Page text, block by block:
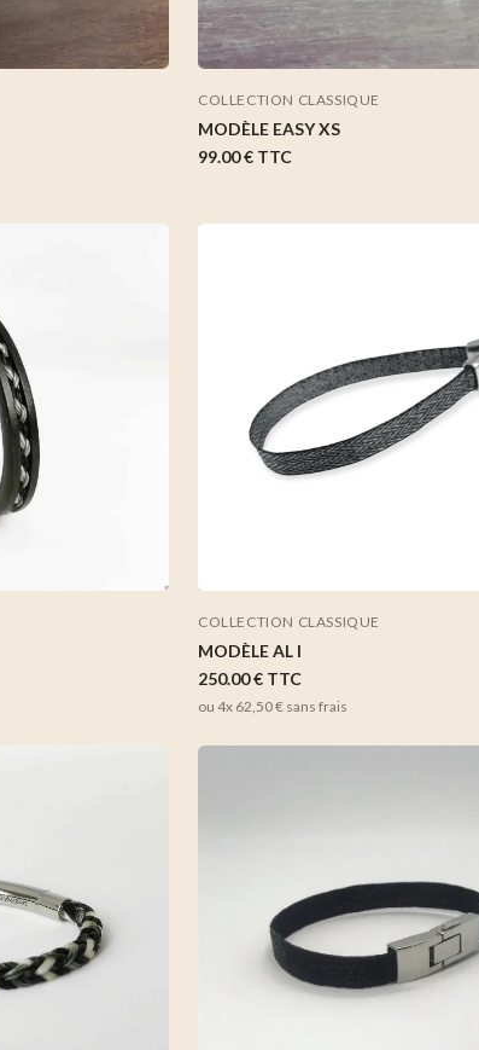
COLLECTION CLASSIQUE
MODÈLE EASY XS
99.00 € TTC
COLLECTION CLASSIQUE
MODÈLE AL I
250.00 € TTC
ou 4x 62,50 € sans frais